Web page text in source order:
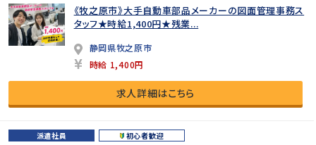
《牧之原市》大手自動車部品メーカーの図面管理事務ス
タッフ★時給1,400円★残業...
静岡県牧之原市
時給 1,400円
求人詳細はこちら
派遣社員 初心者歓迎